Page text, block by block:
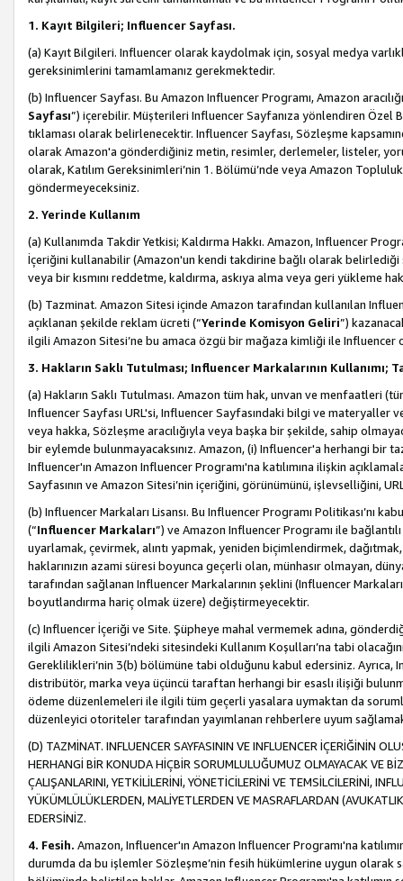
1. Kayıt Bilgileri; Influencer Sayfası.
(a) Kayıt Bilgileri. Influencer olarak kaydolmak için, sosyal medya
gereksinimlerini tamamlamanız gerekmektedir.
(b) Influencer Sayfası. Bu Amazon Influencer Programı, Amazon
Sayfası”) içerebilir. Müşterileri Influencer Sayfanıza yönlendiren Özel
tıklaması olarak belirlenecektir. Influencer Sayfası, Sözleşme
olarak Amazon'a gönderdiğiniz metin, resimler, derlemeler, listeler,
olarak, Katılım Gereksinimleri’nin 1. Bölümü’nde veya Amazon
göndermeyeceksiniz.
2. Yerinde Kullanım
(a) Kullanımda Takdir Yetkisi; Kaldırma Hakkı. Amazon, Influencer
İçeriğini kullanabilir (Amazon'un kendi takdirine bağlı olarak belirlediği
veya bir kısmını reddetme, kaldırma, askıya alma veya geri yükleme
(b) Tazminat. Amazon Sitesi içinde Amazon tarafından kullanılan
açıklanan şekilde reklam ücreti (“Yerinde Komisyon Geliri”)
ilgili Amazon Sitesi’ne bu amaca özgü bir mağaza kimliği ile Influencer
3. Hakların Saklı Tutulması; Influencer Markalarının Kullanımı;
(a) Hakların Saklı Tutulması. Amazon tüm hak, unvan ve menfaatleri
Influencer Sayfası URL'si, Influencer Sayfasındaki bilgi ve materyaller
veya hakka, Sözleşme aracılığıyla veya başka bir şekilde, sahip
bir eylemde bulunmayacaksınız. Amazon, (i) Influencer'a herhangi bir
Influencer'ın Amazon Influencer Programı'na katılımına ilişkin
Sayfasının ve Amazon Sitesi’nin içeriğini, görünümünü, işlevselliğini,
(b) Influencer Markaları Lisansı. Bu Influencer Programı Politikası’nı
(“Influencer Markaları”) ve Amazon Influencer Programı ile
uyarlamak, çevirmek, alıntı yapmak, yeniden biçimlendirmek,
haklarınızın azami süresi boyunca geçerli olan, münhasır olmayan,
tarafından sağlanan Influencer Markalarının şeklini (Influencer
boyutlandırma hariç olmak üzere) değiştirmeyecektir.
(c) Influencer İçeriği ve Site. Şüpheye mahal vermemek adına,
ilgili Amazon Sitesi’ndeki sitesindeki Kullanım Koşulları’na tabi
Gereklilikleri’nin 3(b) bölümüne tabi olduğunu kabul edersiniz. Ayrıca,
distribütör, marka veya üçüncü taraftan herhangi bir esaslı ilişiği
ödeme düzenlemeleri ile ilgili tüm geçerli yasalara uymaktan da
düzenleyici otoriteler tarafından yayımlanan rehberlere uyum
(D) TAZMİNAT. INFLUENCER SAYFASININ VE INFLUENCER İÇERİĞİNİN
HERHANGİ BİR KONUDA HİÇBİR SORUMLULUĞUMUZ OLMAYACAK VE
ÇALIŞANLARINI, YETKİLİLERİNİ, YÖNETİCİLERİNİ VE TEMSİLCİLERİNİ,
YÜKÜMLÜLÜKLERDEN, MALİYETLERDEN VE MASRAFLARDAN
EDERSİNİZ.
4. Fesih. Amazon, Influencer'ın Amazon Influencer Programı'na
durumda da bu işlemler Sözleşme’nin fesih hükümlerine uygun olarak